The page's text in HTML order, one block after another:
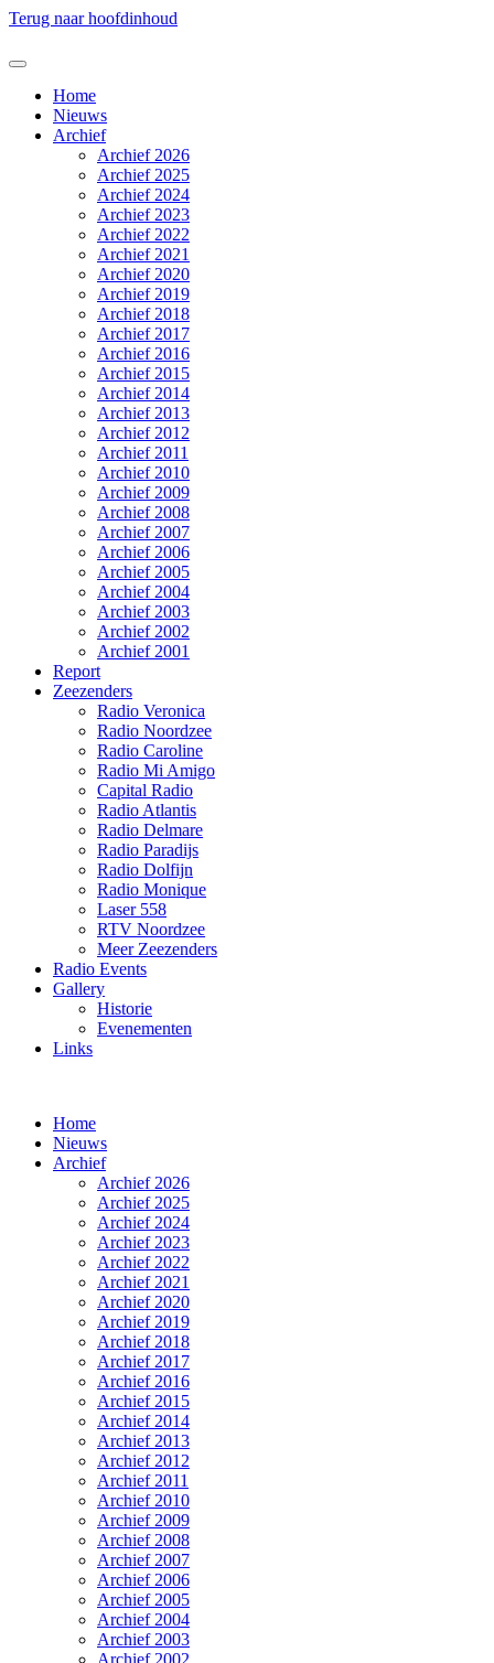
Terug naar hoofdinhoud
Home
Nieuws
Archief
Archief 2026
Archief 2025
Archief 2024
Archief 2023
Archief 2022
Archief 2021
Archief 2020
Archief 2019
Archief 2018
Archief 2017
Archief 2016
Archief 2015
Archief 2014
Archief 2013
Archief 2012
Archief 2011
Archief 2010
Archief 2009
Archief 2008
Archief 2007
Archief 2006
Archief 2005
Archief 2004
Archief 2003
Archief 2002
Archief 2001
Report
Zeezenders
Radio Veronica
Radio Noordzee
Radio Caroline
Radio Mi Amigo
Capital Radio
Radio Atlantis
Radio Delmare
Radio Paradijs
Radio Dolfijn
Radio Monique
Laser 558
RTV Noordzee
Meer Zeezenders
Radio Events
Gallery
Historie
Evenementen
Links
Home
Nieuws
Archief
Archief 2026
Archief 2025
Archief 2024
Archief 2023
Archief 2022
Archief 2021
Archief 2020
Archief 2019
Archief 2018
Archief 2017
Archief 2016
Archief 2015
Archief 2014
Archief 2013
Archief 2012
Archief 2011
Archief 2010
Archief 2009
Archief 2008
Archief 2007
Archief 2006
Archief 2005
Archief 2004
Archief 2003
Archief 2002